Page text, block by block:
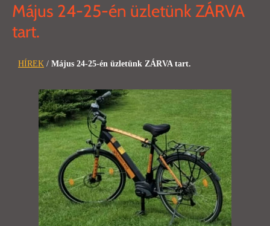
Május 24-25-én üzletünk ZÁRVA
tart.
HÍREK / Május 24-25-én üzletünk ZÁRVA tart.